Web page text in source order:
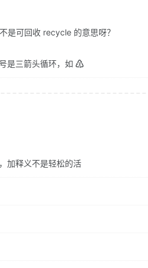
是可回收 recycle 的意思呀？
是三箭头循环，如 ♴
加释义不是轻松的活